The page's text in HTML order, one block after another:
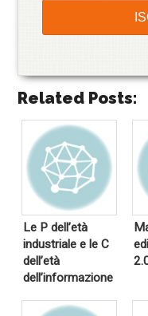
Related Posts:
Le P dell’età
industriale e le C
dell’età
dell’informazione